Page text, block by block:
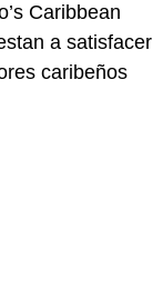
Caribbean
a satisfacer
caribeños